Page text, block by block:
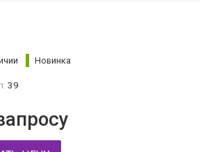
Новинка
39